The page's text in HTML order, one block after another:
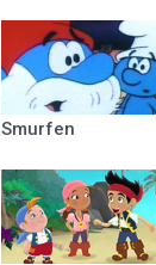
Smurfen